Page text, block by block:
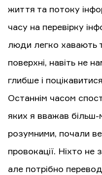
життя та потоку
часу на перевірку
люди легко хавають
поверхні, навіть не
глибше і
Останнім часом
яких я вважав
розумними, почали
провокації. Ніхто не
але потрібно